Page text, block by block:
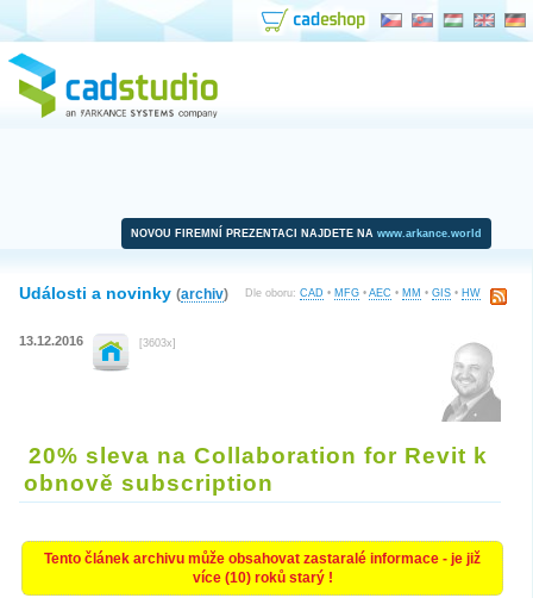
NOVOU FIREMNÍ PREZENTACI NAJDETE NA www.arkance.world
Dle oboru: CAD • MFG • AEC • MM • GIS • HW
Události a novinky (archiv)
13.12.2016 [3603x]
20% sleva na Collaboration for Revit k
obnově subscription
Tento článek archivu může obsahovat zastaralé informace - je již
více (10) roků starý !